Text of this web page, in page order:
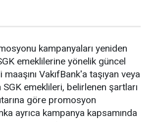
kampanyaları yeniden
emeklilerine yönelik güncel
VakıfBank'a taşıyan veya
emeklileri, belirlenen şartları
göre promosyon
ayrıca kampanya kapsamında